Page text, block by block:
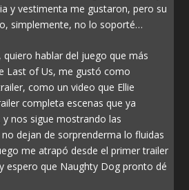
y vestimenta me gustaron, pero su
simplemente, no lo soporté…
quiero hablar del juego que más
Last of Us, me gustó como
como un video que Ellie
completa escenas que ya
nos sigue mostrando las
dejan de sorprenderma lo fluidas
me atrapó desde el primer trailer
espero que Naughty Dog pronto dé